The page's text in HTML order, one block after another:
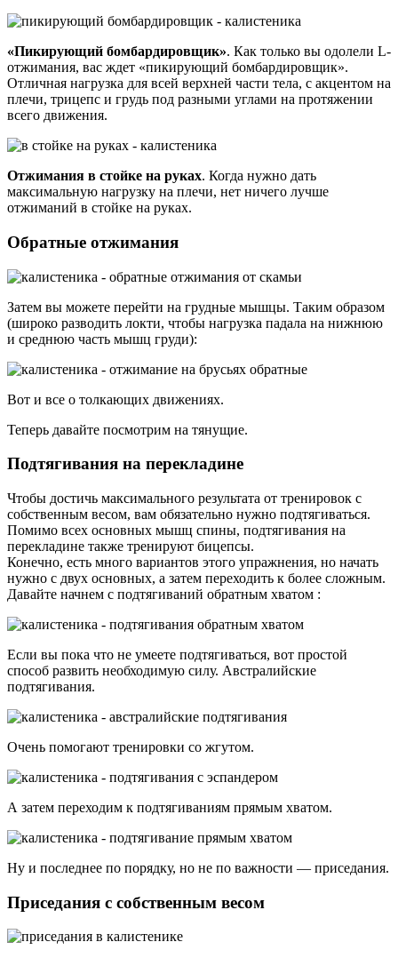
«Пикирующий бомбардировщик». Как только вы одолели L-
отжимания, вас ждет «пикирующий бомбардировщик».
Отличная нагрузка для всей верхней части тела, с акцентом на
плечи, трицепс и грудь под разными углами на протяжении
всего движения.
Отжимания в стойке на руках. Когда нужно дать
максимальную нагрузку на плечи, нет ничего лучше
отжиманий в стойке на руках.
Обратные отжимания
Затем вы можете перейти на грудные мышцы. Таким образом
(широко разводить локти, чтобы нагрузка падала на нижнюю
и среднюю часть мышц груди):
Вот и все о толкающих движениях.
Теперь давайте посмотрим на тянущие.
Подтягивания на перекладине
Чтобы достичь максимального результата от тренировок с
собственным весом, вам обязательно нужно подтягиваться.
Помимо всех основных мышц спины, подтягивания на
перекладине также тренируют бицепсы.
Конечно, есть много вариантов этого упражнения, но начать
нужно с двух основных, а затем переходить к более сложным.
Давайте начнем с подтягиваний обратным хватом :
Если вы пока что не умеете подтягиваться, вот простой
способ развить необходимую силу. Австралийские
подтягивания.
Очень помогают тренировки со жгутом.
А затем переходим к подтягиваниям прямым хватом.
Ну и последнее по порядку, но не по важности — приседания.
Приседания с собственным весом